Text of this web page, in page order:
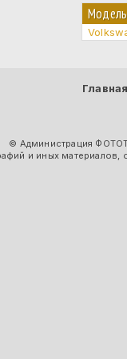
Модель
Главная
© Администрация
и иных материалов,